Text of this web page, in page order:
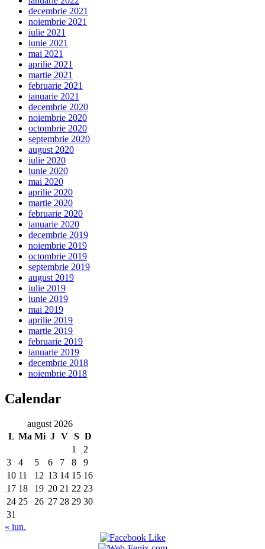
decembrie 2021
noiembrie 2021
iulie 2021
iunie 2021
mai 2021
aprilie 2021
martie 2021
februarie 2021
ianuarie 2021
decembrie 2020
noiembrie 2020
octombrie 2020
septembrie 2020
august 2020
iulie 2020
iunie 2020
mai 2020
aprilie 2020
martie 2020
februarie 2020
ianuarie 2020
decembrie 2019
noiembrie 2019
octombrie 2019
septembrie 2019
august 2019
iulie 2019
iunie 2019
mai 2019
aprilie 2019
martie 2019
februarie 2019
ianuarie 2019
decembrie 2018
noiembrie 2018
Calendar
august 2026
L Ma Mi J V S D
1
2
3
4 5 6 7 8
9
10 11 12 13 14 15 16
17 18 19 20 21 22 23
24 25 26 27 28 29 30
31
« iun.